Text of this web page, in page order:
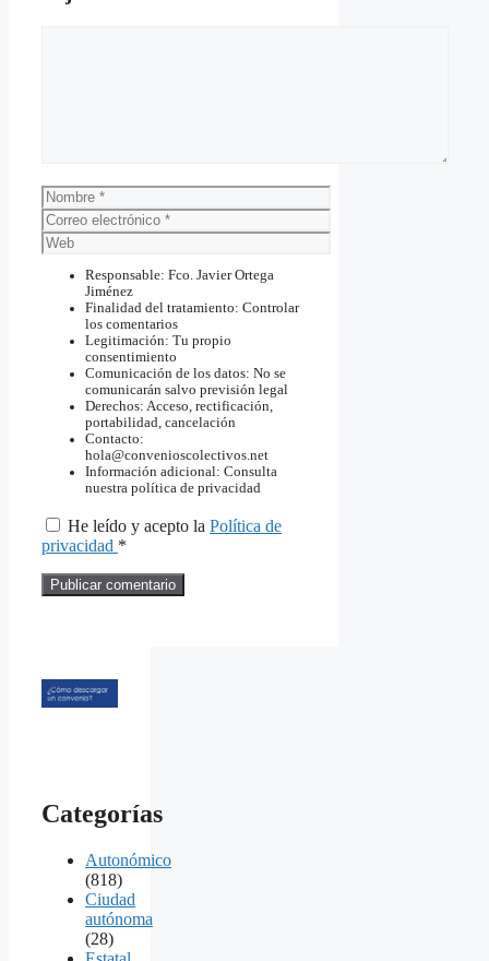
Nombre
Correo
electrónico
Web
Responsable: Fco. Javier Ortega
Jiménez
Finalidad del tratamiento: Controlar
los comentarios
Legitimación: Tu propio
consentimiento
Comunicación de los datos: No se
comunicarán salvo previsión legal
Derechos: Acceso, rectificación,
portabilidad, cancelación
Contacto:
hola@convenioscolectivos.net
Información adicional: Consulta
nuestra política de privacidad
He leído y acepto la Política de
privacidad *
Categorías
Autonómico
(818)
Ciudad
autónoma
(28)